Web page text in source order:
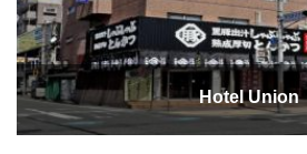
Hotel Union